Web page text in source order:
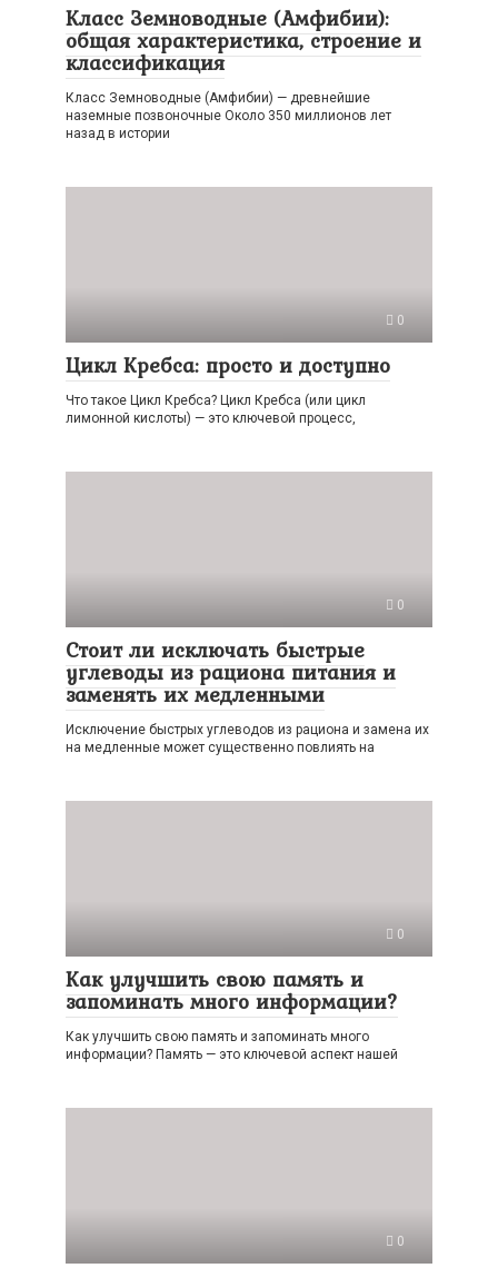
Класс Земноводные (Амфибии):
общая характеристика, строение и
классификация
Класс Земноводные (Амфибии) — древнейшие
наземные позвоночные Около 350 миллионов лет
назад в истории
0
Цикл Кребса: просто и доступно
Что такое Цикл Кребса? Цикл Кребса (или цикл
лимонной кислоты) — это ключевой процесс,
0
Стоит ли исключать быстрые
углеводы из рациона питания и
заменять их медленными
Исключение быстрых углеводов из рациона и замена их
на медленные может существенно повлиять на
0
Как улучшить свою память и
запоминать много информации?
Как улучшить свою память и запоминать много
информации? Память — это ключевой аспект нашей
0